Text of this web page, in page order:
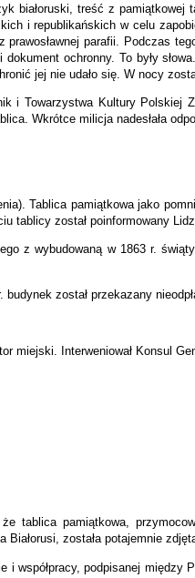
białoruski, treść z
i republikańskich w celu
parafii. Podczas
ochronny. To były
jej nie udało się. W nocy
i Towarzystwa Kultury
Wkrótce milicja nadesłała
Tablica pamiątkowa jako
tablicy został poinformowany
z wybudowaną w 1863 r.
został przekazany
miejski. Interweniował Konsul
tablica pamiątkowa,
Białorusi, została potajemnie
współpracy, podpisanej